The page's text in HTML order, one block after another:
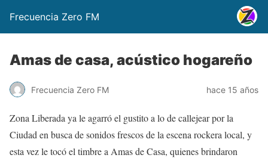
Frecuencia Zero FM
Amas de casa, acústico hogareño
Frecuencia Zero FM hace 15 años
Zona Liberada ya le agarró el gustito a lo de callejear por la
Ciudad en busca de sonidos frescos de la escena rockera local, y
esta vez le tocó el timbre a Amas de Casa, quienes brindaron